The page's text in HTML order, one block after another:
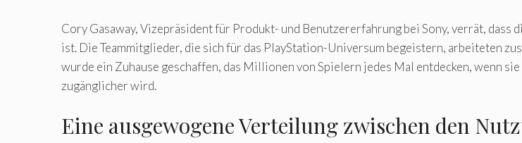
Cory Gasaway, Vizepräsident für Produkt- und Benutzererfahrung bei Sony, verrät,
ist. Die Teammitglieder, die sich für das PlayStation-Universum begeistern, arbeiteten
wurde ein Zuhause geschaffen, das Millionen von Spielern jedes Mal entdecken, wenn
zugänglicher wird.
Eine ausgewogene Verteilung zwischen den